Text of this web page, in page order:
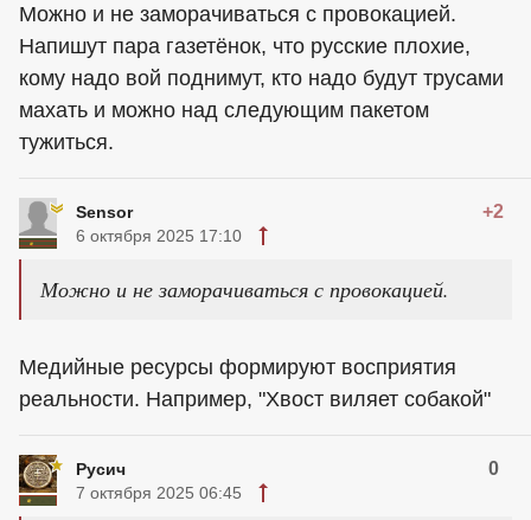
Можно и не заморачиваться с провокацией.
Напишут пара газетёнок, что русские плохие,
кому надо вой поднимут, кто надо будут трусами
махать и можно над следующим пакетом
тужиться.
Sensor +2
6 октября 2025 17:10
Можно и не заморачиваться с провокацией.
Медийные ресурсы формируют восприятия
реальности. Например, "Хвост виляет собакой"
Русич 0
7 октября 2025 06:45